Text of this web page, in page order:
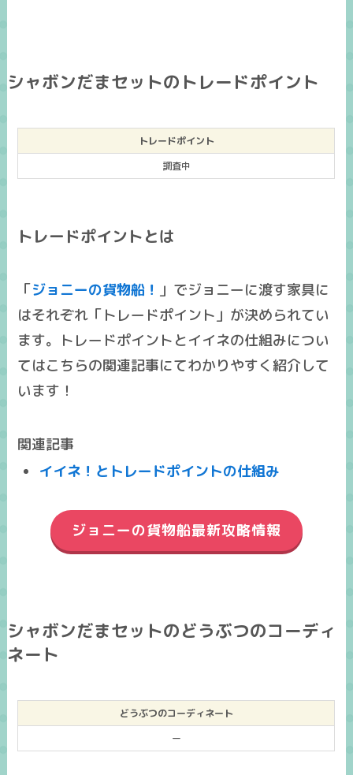
シャボンだまセットのトレードポイント
トレードポイント
調査中
トレードポイントとは
「ジョニーの貨物船！ 」でジョニーに渡す家具に
はそれぞれ「トレードポイント」が決められてい
ます。トレードポイントとイイネの仕組みについ
てはこちらの関連記事にてわかりやすく紹介して
います！
関連記事
イイネ！とトレードポイントの仕組み
ジョニーの貨物船最新攻略情報
シャボンだまセットのどうぶつのコーディ
ネート
どうぶつのコーディネート
ー